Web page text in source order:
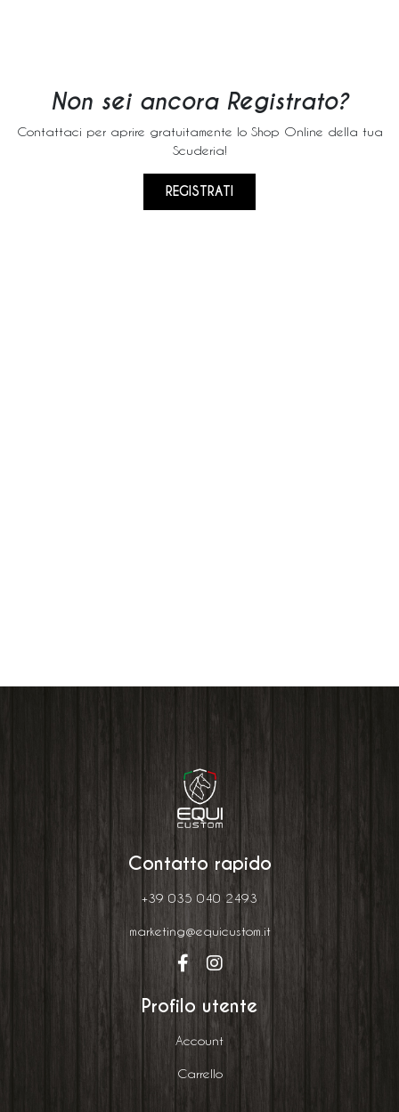
Non sei ancora Registrato?
Contattaci per aprire gratuitamente lo Shop Online della tua
Scuderia!
REGISTRATI
Contatto rapido
+39 035 040 2493
marketing@equicustom.it
Profilo utente
Account
Carrello